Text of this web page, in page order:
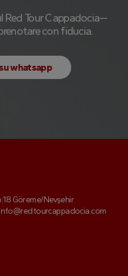
Red Tour Cappadocia—
con fiducia.
whatsapp
Göreme/Nevşehir
info@redtourcappadocia.com